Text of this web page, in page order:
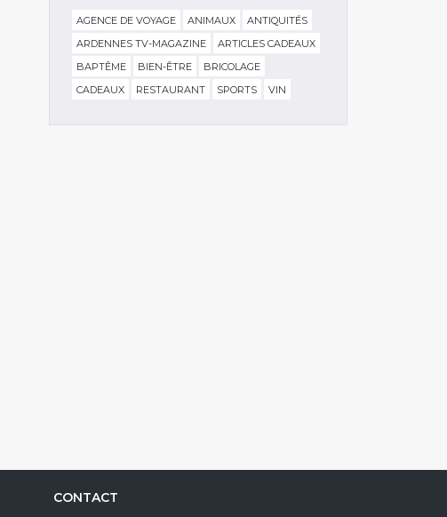
AGENCE DE VOYAGE ANIMAUX
ANTIQUITÉS
ARDENNES TV-MAGAZINE
ARTICLES CADEAUX
BAPTÊME
BIEN-ÊTRE
BRICOLAGE
CADEAUX
RESTAURANT SPORTS VIN
CONTACT